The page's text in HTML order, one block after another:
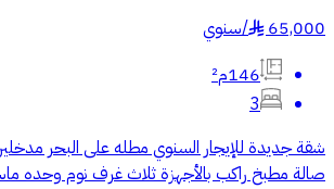
65,000
§
/سنوي
146م²
3
شقة جديدة للإيجار السنوي مطله على البحر
صالة مطبخ راكب بالأجهزة ثلاث غرف نوم وحده ماستر 4 دورات